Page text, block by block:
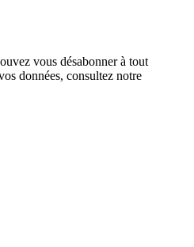
vous désabonner à tout
données, consultez notre